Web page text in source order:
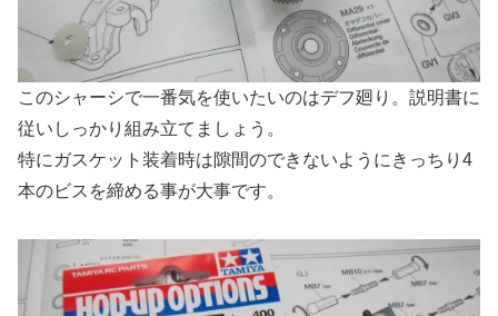
このシャーシで一番気を使いたいのはデフ廻り。説明書に
従いしっかり組み立てましょう。
特にガスケット装着時は隙間のできないようにきっちり4
本のビスを締める事が大事です。